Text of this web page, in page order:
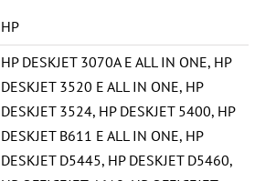
HP
HP DESKJET 3070A E ALL IN ONE, HP
DESKJET 3520 E ALL IN ONE, HP
DESKJET 3524, HP DESKJET 5400, HP
DESKJET B611 E ALL IN ONE, HP
DESKJET D5445, HP DESKJET D5460,